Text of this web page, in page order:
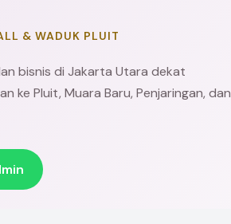
& WADUK PLUIT
bisnis di Jakarta Utara dekat
ke Pluit, Muara Baru, Penjaringan, dan